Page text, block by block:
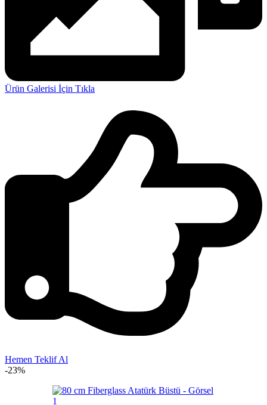
Ürün Galerisi İçin Tıkla
Hemen Teklif Al
-23%